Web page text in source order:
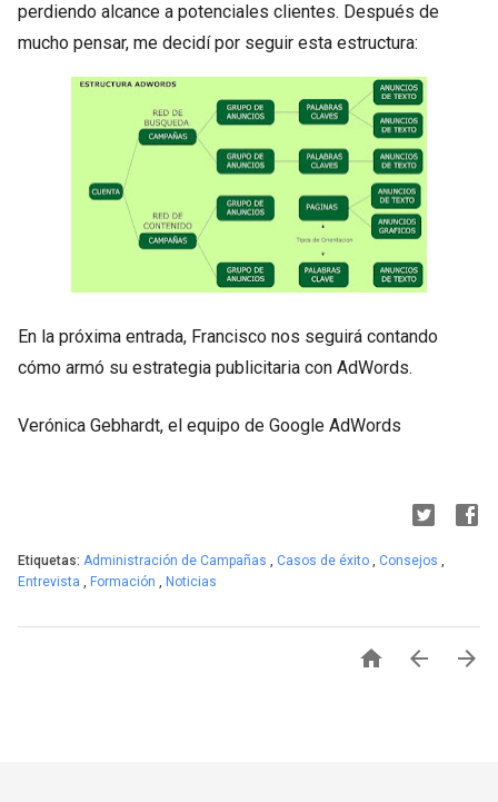
perdiendo alcance a potenciales clientes. Después de
mucho pensar, me decidí por seguir esta estructura:
En la próxima entrada, Francisco nos seguirá contando
cómo armó su estrategia publicitaria con AdWords.
Verónica Gebhardt, el equipo de Google AdWords
Etiquetas: Administración de Campañas , Casos de éxito , Consejos ,
Entrevista , Formación , Noticias
  